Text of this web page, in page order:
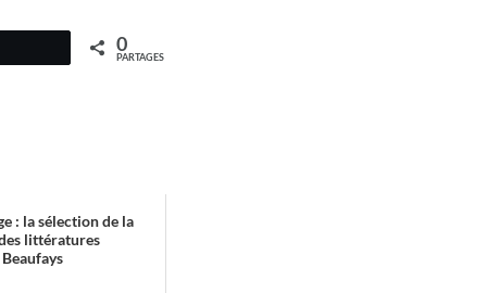
0
PARTAGES
: la sélection de la
littératures